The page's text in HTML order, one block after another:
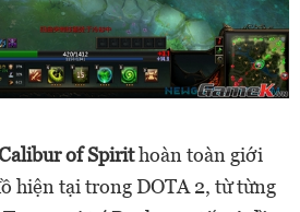
of Spirithoàn toàn giới
hiện tại trong DOTA 2, từ từng